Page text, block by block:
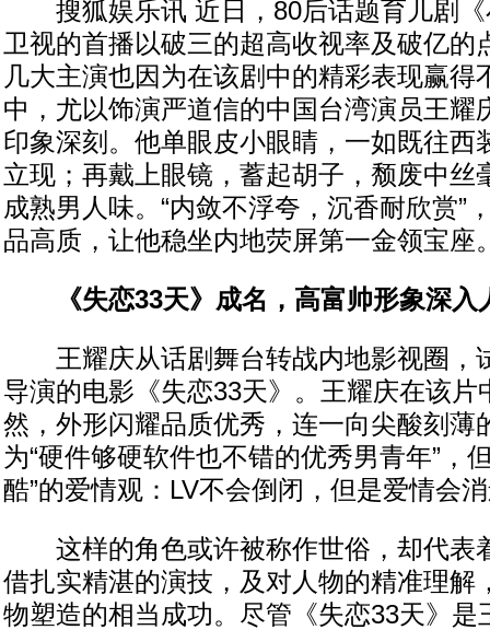
搜狐娱乐讯 近日，80后话题育儿剧《
卫视的首播以破三的超高收视率及破亿的
几大主演也因为在该剧中的精彩表现赢得
中，尤以饰演严道信的中国台湾演员王耀
印象深刻。他单眼皮小眼睛，一如既往西
立现；再戴上眼镜，蓄起胡子，颓废中丝
成熟男人味。“内敛不浮夸，沉香耐欣赏”
品高质，让他稳坐内地荧屏第一金领宝座
《失恋33天》成名，高富帅形象深入
王耀庆从话剧舞台转战内地影视圈，
导演的电影《失恋33天》。王耀庆在该片
然，外形闪耀品质优秀，连一向尖酸刻薄
为“硬件够硬软件也不错的优秀男青年”，
酷”的爱情观：LV不会倒闭，但是爱情会
这样的角色或许被称作世俗，却代表
借扎实精湛的演技，及对人物的精准理解
物塑造的相当成功。尽管《失恋33天》是